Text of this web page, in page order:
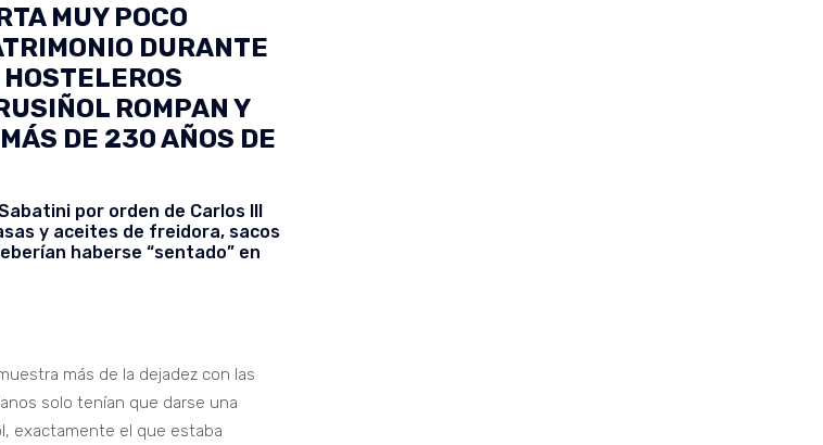
MUY POCO
DURANTE
ROMPAN Y
DE 230 AÑOS DE
por orden de Carlos III
y aceites de freidora, sacos
haberse “sentado” en
más de la dejadez con las
solo tenían que darse una
exactamente el que estaba